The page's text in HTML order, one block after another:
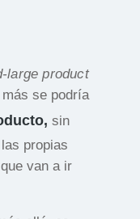
large product
se podría
sin
propias
van a ir